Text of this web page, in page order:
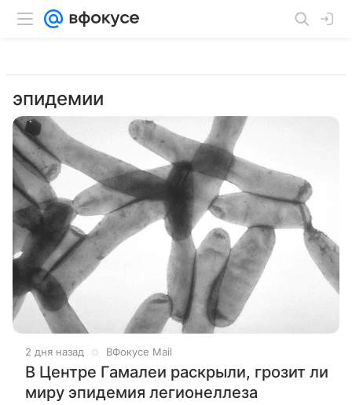
эпидемии
2 дня назад ВФокусе Mail
В Центре Гамалеи раскрыли, грозит ли
миру эпидемия легионеллеза